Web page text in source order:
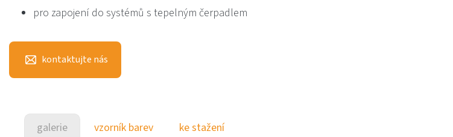
pro zapojení do systémů s tepelným čerpadlem
kontaktujte nás
galerie vzorník barev ke stažení